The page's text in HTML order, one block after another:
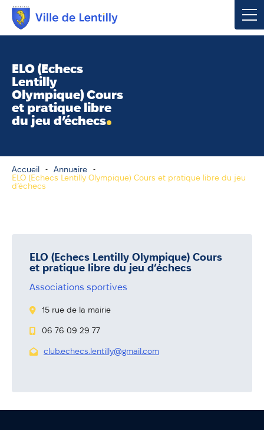
ELO (Echecs
Lentilly
Olympique) Cours
et pratique libre
du jeu d’échecs
Accueil
Annuaire
ELO (Echecs Lentilly Olympique) Cours et pratique libre du jeu
d’échecs
ELO (Echecs Lentilly Olympique) Cours
et pratique libre du jeu d’échecs
Associations sportives
15 rue de la mairie
06 76 09 29 77
club.echecs.lentilly@gmail.com
Vivre à Lentilly
Urbanisme & Environnement
Loisirs, Culture & Sport
Annuaire
Évènements
Démarches